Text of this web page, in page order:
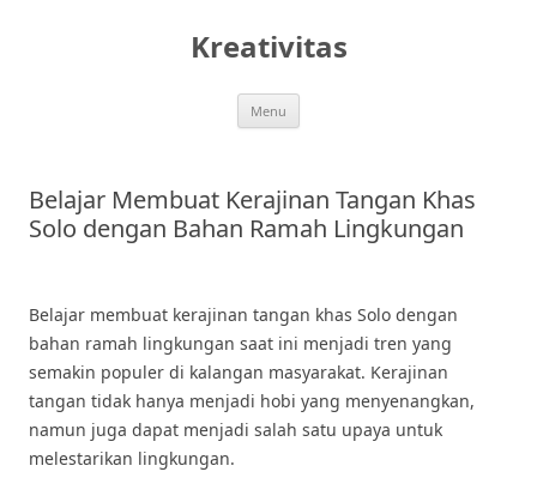
Kreativitas
Menu
Belajar Membuat Kerajinan Tangan Khas
Solo dengan Bahan Ramah Lingkungan
Belajar membuat kerajinan tangan khas Solo dengan
bahan ramah lingkungan saat ini menjadi tren yang
semakin populer di kalangan masyarakat. Kerajinan
tangan tidak hanya menjadi hobi yang menyenangkan,
namun juga dapat menjadi salah satu upaya untuk
melestarikan lingkungan.